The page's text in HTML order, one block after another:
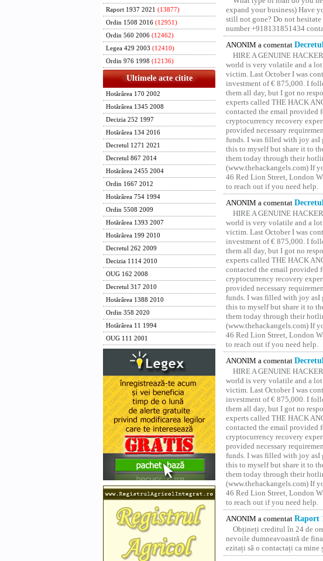
Raport 1937 2021 (13877)
Ordin 1508 2016 (12951)
Ordin 560 2006 (12462)
Legea 429 2003 (12410)
Ordin 976 1998 (12136)
Ultimele acte citite
Hotărârea 170 2002
Hotărârea 1345 2008
Decizia 252 1997
Hotărârea 134 2016
Decretul 1271 2021
Decretul 867 2014
Hotărârea 2455 2004
Ordin 1667 2012
Hotărârea 754 1994
Ordin 5508 2009
Hotărârea 1393 2007
Hotărârea 199 2010
Decretul 262 2009
Decizia 1114 2010
OUG 162 2008
Decretul 317 2010
Hotărârea 1388 2010
Ordin 358 2020
Hotărârea 11 1994
OUG 111 2001
expand your business) Have
still not gone? Do not
number +918131851434
ANONIM a comentat
HIRE A GENUINE
world is very volatile and a
victim. Last October I was
investment of € 875,000. I
them all day, but I got no
experts called THE HACK
contacted the email provided
cryptocurrency recovery
provided necessary
funds. I was filled with joy
this to myself but share it to
them today through their
(www.thehackangels.com) If
46 Red Lion Street, London
to reach out if you need help.
ANONIM a comentat
HIRE A GENUINE
world is very volatile and a
victim. Last October I was
investment of € 875,000. I
them all day, but I got no
experts called THE HACK
contacted the email provided
cryptocurrency recovery
provided necessary
funds. I was filled with joy
this to myself but share it to
them today through their
(www.thehackangels.com) If
46 Red Lion Street, London
to reach out if you need help.
ANONIM a comentat
HIRE A GENUINE
world is very volatile and a
victim. Last October I was
investment of € 875,000. I
them all day, but I got no
experts called THE HACK
contacted the email provided
cryptocurrency recovery
provided necessary
funds. I was filled with joy
this to myself but share it to
them today through their
(www.thehackangels.com) If
46 Red Lion Street, London
to reach out if you need help.
ANONIM a comentat Raport
Obțineți creditul în 24 de
nevoile dumneavoastră de
ezitați să o contactați ca